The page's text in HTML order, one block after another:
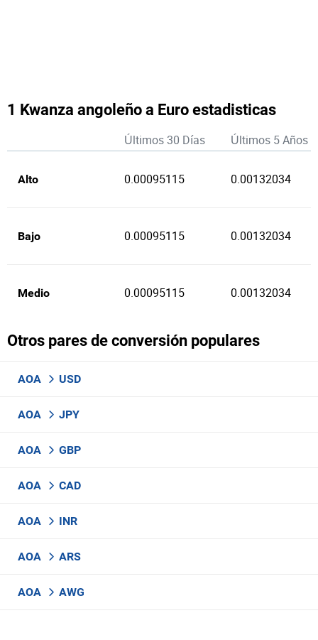
1 Kwanza angoleño a Euro estadisticas
Últimos 30 Días Últimos 5 Años
Alto 0.00095115 0.00132034
Bajo 0.00095115 0.00132034
Medio 0.00095115 0.00132034
Otros pares de conversión populares
AOA USD
AOA JPY
AOA GBP
AOA CAD
AOA INR
AOA ARS
AOA AWG